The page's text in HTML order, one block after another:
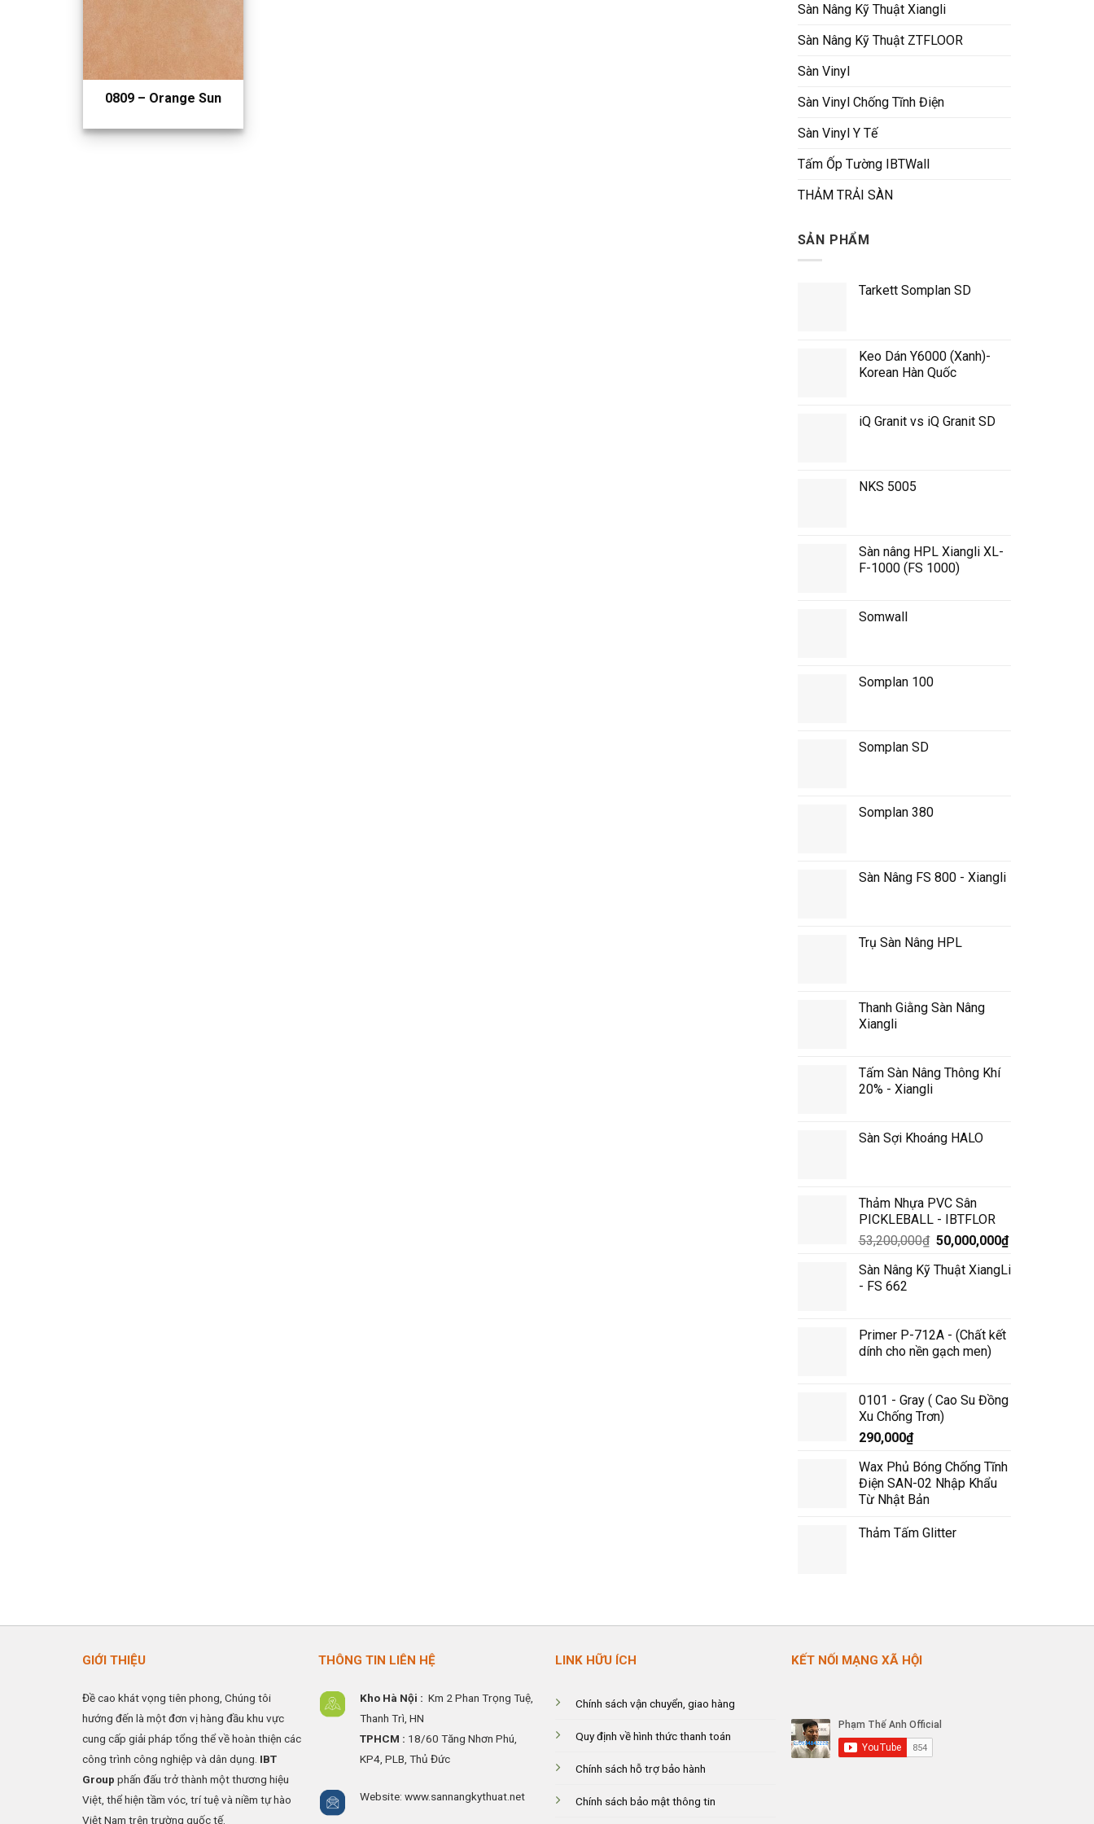
0809 – Orange Sun
Sàn Nâng Kỹ Thuật Xiangli
Sàn Nâng Kỹ Thuật ZTFLOOR
Sàn Vinyl
Sàn Vinyl Chống Tĩnh Điện
Sàn Vinyl Y Tế
Tấm Ốp Tường IBTWall
THẢM TRẢI SÀN
SẢN PHẨM
Tarkett Somplan SD
Keo Dán Y6000 (Xanh)-
Korean Hàn Quốc
iQ Granit vs iQ Granit SD
NKS 5005
Sàn nâng HPL Xiangli XL-
F-1000 (FS 1000)
Somwall
Somplan 100
Somplan SD
Somplan 380
Sàn Nâng FS 800 - Xiangli
Trụ Sàn Nâng HPL
Thanh Giằng Sàn Nâng
Xiangli
Tấm Sàn Nâng Thông Khí
20% - Xiangli
Sàn Sợi Khoáng HALO
Thảm Nhựa PVC Sân
PICKLEBALL - IBTFLOR
53,200,000₫ Giá
là:
50,000,000₫Giá
tại
Sàn Nâng Kỹ Thuật XiangLi
- FS 662
Primer P-712A - (Chất kết
dính cho nền gạch men)
0101 - Gray ( Cao Su Đồng
Xu Chống Trơn)
290,000₫
Wax Phủ Bóng Chống Tĩnh
Điện SAN-02 Nhập Khẩu
Từ Nhật Bản
Thảm Tấm Glitter
GIỚI THIỆU
Đề cao khát vọng tiên phong, Chúng tôi
hướng đến là một đơn vị hàng đầu khu vực
cung cấp giải pháp tổng thể về hoàn thiện các
công trình công nghiệp và dân dụng. IBT
Group phấn đấu trở thành một thương hiệu
Việt, thể hiện tầm vóc, trí tuệ và niềm tự hào
Việt Nam trên trường quốc tế.
THÔNG TIN LIÊN HỆ
Kho Hà Nội : Km 2 Phan Trọng Tuệ,
ThanhTrì, HN
TPHCM : 18/60 Tăng Nhơn Phú,
KP4, PLB, Thủ Đức
Website: www.sannangkythuat.net
LINK HỮU ÍCH
Chính sách vận chuyển, giao hàng
Quy định về hình thức thanh toán
Chính sách hỗ trợ bảo hành
Chính sách bảo mật thông tin
KẾT NỐI MẠNG XÃ HỘI